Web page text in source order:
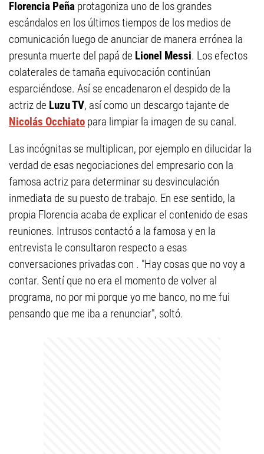
Florencia Peña protagoniza uno de los grandes
escándalos en los últimos tiempos de los medios de
comunicación luego de anunciar de manera errónea la
presunta muerte del papá de Lionel Messi. Los efectos
colaterales de tamaña equivocación continúan
esparciéndose. Así se encadenaron el despido de la
actriz de Luzu TV, así como un descargo tajante de
Nicolás Occhiato para limpiar la imagen de su canal.
Las incógnitas se multiplican, por ejemplo en dilucidar la
verdad de esas negociaciones del empresario con la
famosa actriz para determinar su desvinculación
inmediata de su puesto de trabajo. En ese sentido, la
propia Florencia acaba de explicar el contenido de esas
reuniones. Intrusos contactó a la famosa y en la
entrevista le consultaron respecto a esas
conversaciones privadas con . "Hay cosas que no voy a
contar. Sentí que no era el momento de volver al
programa, no por mi porque yo me banco, no me fui
pensando que me iba a renunciar", soltó.